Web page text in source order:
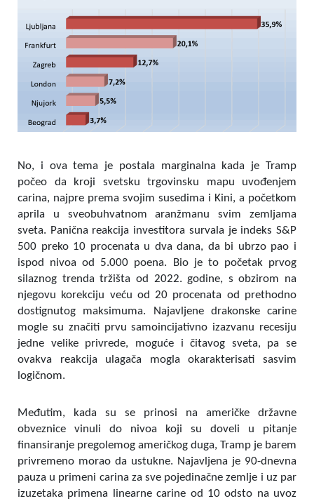
No, i ova tema je postala marginalna kada je Tramp
počeo da kroji svetsku trgovinsku mapu uvođenjem
carina, najpre prema svojim susedima i Kini, a početkom
aprila u sveobuhvatnom aranžmanu svim zemljama
sveta. Panična reakcija investitora survala je indeks S&P
500 preko 10 procenata u dva dana, da bi ubrzo pao i
ispod nivoa od 5.000 poena. Bio je to početak prvog
silaznog trenda tržišta od 2022. godine, s obzirom na
njegovu korekciju veću od 20 procenata od prethodno
dostignutog maksimuma. Najavljene drakonske carine
mogle su značiti prvu samoincijativno izazvanu recesiju
jedne velike privrede, moguće i čitavog sveta, pa se
ovakva reakcija ulagača mogla okarakterisati sasvim
logičnom.
Međutim, kada su se prinosi na američke državne
obveznice vinuli do nivoa koji su doveli u pitanje
finansiranje pregolemog američkog duga, Tramp je barem
privremeno morao da ustukne. Najavljena je 90-dnevna
pauza u primeni carina za sve pojedinačne zemlje i uz par
izuzetaka primena linearne carine od 10 odsto na uvoz